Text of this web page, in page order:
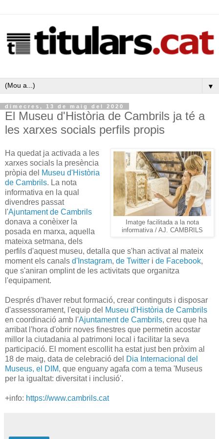
▼
dimecres, 13 de maig del 2020
El Museu d'Història de Cambrils ja té a
les xarxes socials perfils propis
Imatge facilitada a la nota
informativa / AJ. CAMBRILS
Ha quedat ja activada a les
xarxes socials la presència
pròpia del Museu d'Història
de Cambrils. La nota
informativa en la qual
divendres passat
l'Ajuntament de Cambrils
donava a conèixer la
posada en marxa, aquella
mateixa setmana, dels
perfils d'aquest museu, detalla que s'han activat al mateix
moment els canals d'Instagram, de Twitter i de Facebook,
que s'aniran omplint de les activitats que organitza
l'equipament.
Després d'haver rebut formació, crear continguts i disposar
d'assessorament, l'equip del Museu d'Història de Cambrils
en coordinació amb l'Ajuntament de Cambrils, creu que ha
arribat l'hora d'obrir noves finestres que permetin acostar
millor la ciutadania al patrimoni local i facilitar la seva
participació. El moment escollit ha estat just ben pròxim al
18 de maig, data de celebració del Dia Internacional del
Museus, el DIM, que enguany agafa com a tema 'Museus
per la igualtat: diversitat i inclusió'.
+info: https://www.cambrils.cat